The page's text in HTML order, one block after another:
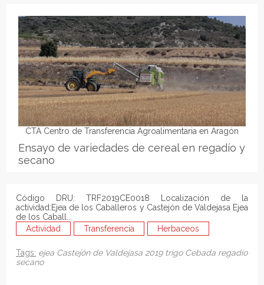
CTA Centro de Transferencia Agroalimentaria en Aragón
Ensayo de variedades de cereal en regadío y
secano
Código DRU: TRF2019CE0018 Localización de la
actividad:Ejea de los Caballeros y Castejón de Valdejasa Ejea
de los Caball...
Actividad
Transferencia Herbaceos
Tags: ejea Castejón de Valdejasa 2019 trigo Cebada regadio
secano